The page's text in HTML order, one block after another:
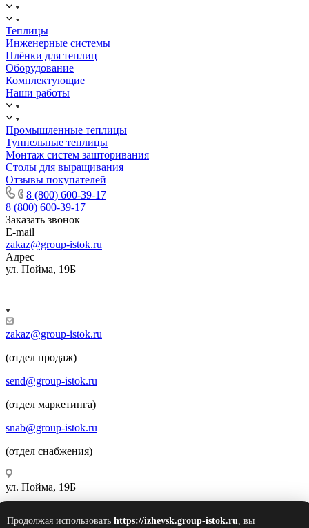
Продолжая использовать https://izhevsk.group-istok.ru, вы
Теплицы
Инженерные системы
Плёнки для теплиц
Оборудование
Комплектующие
Наши работы
Промышленные теплицы
Туннельные теплицы
Монтаж систем зашторивания
Столы для выращивания
Отзывы покупателей
8 (800) 600-39-17
8 (800) 600-39-17
Заказать звонок
E-mail
zakaz@group-istok.ru
Адрес
ул. Пойма, 19Б
zakaz@group-istok.ru
(отдел продаж)
send@group-istok.ru
(отдел маркетинга)
snab@group-istok.ru
(отдел снабжения)
ул. Пойма, 19Б